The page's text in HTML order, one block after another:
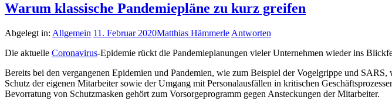
Warum klassische Pandemiepläne zu kurz greifen
Abgelegt in: Allgemein 11. Februar 2020Matthias Hämmerle Antworten
Die aktuelle Coronavirus-Epidemie rückt die Pandemieplanungen vieler Unternehmen wieder ins
Bereits bei den vergangenen Epidemien und Pandemien, wie zum Beispiel der Vogelgrippe und
Schutz der eigenen Mitarbeiter sowie der Umgang mit Personalausfällen in kritischen
Bevorratung von Schutzmasken gehört zum Vorsorgeprogramm gegen Ansteckungen der Mitarbeiter.